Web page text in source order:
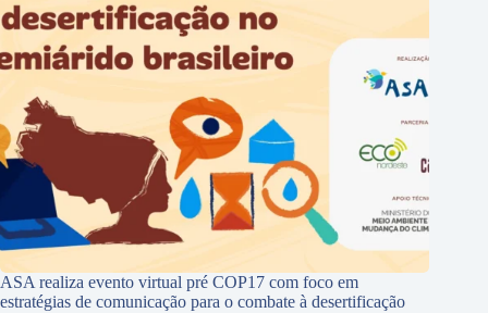
ASA realiza evento virtual pré COP17 com foco em
estratégias de comunicação para o combate à desertificação